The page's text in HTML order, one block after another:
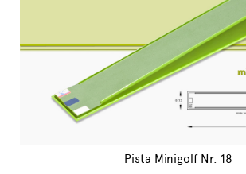
Pista Minigolf Nr. 18